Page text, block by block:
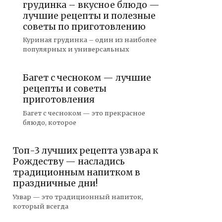
грудинка – вкусное блюдо —
лучшие рецепты и полезные
советы по приготовлению
Куриная грудинка – один из наиболее
популярных и универсальных
Багет с чесноком — лучшие
рецепты и советы
приготовления
Багет с чесноком — это прекрасное
блюдо, которое
Топ-3 лучших рецепта узвара к
Рождеству — насладись
традиционным напитком в
праздничные дни!
Узвар — это традиционный напиток,
который всегда